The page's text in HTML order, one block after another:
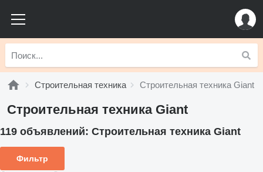
Строительная техника Строительная техника Giant
Строительная техника Giant
119 объявлений: Строительная техника Giant
Фильтр